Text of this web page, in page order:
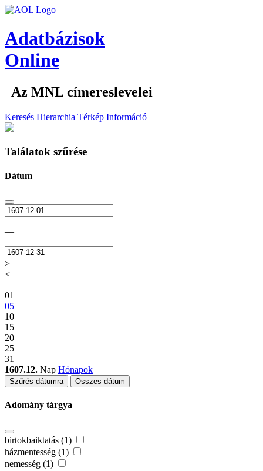
Adatbázisok
Online
Az MNL címereslevelei
Keresés Hierarchia Térkép Információ
Találatok szűrése
Dátum
—
>
<
01
05
10
15
20
25
31
1607.12. Nap Hónapok
Szűrés dátumra Összes dátum
Adomány tárgya
birtokbaiktatás (1)
házmentesség (1)
nemesség (1)